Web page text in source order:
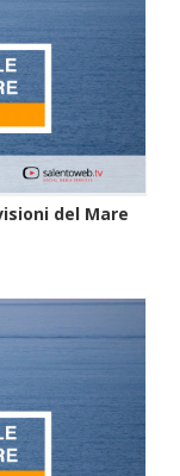
del Mare